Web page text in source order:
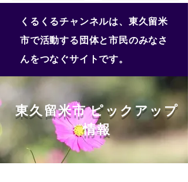
くるくるチャンネルは、東久留米
市で活動する団体と市民のみなさ
んをつなぐサイトです。
東久留米市 ピックアップ
情報